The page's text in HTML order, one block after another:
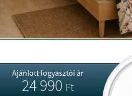
Ajánlott fogyasztói ár
24 990Ft